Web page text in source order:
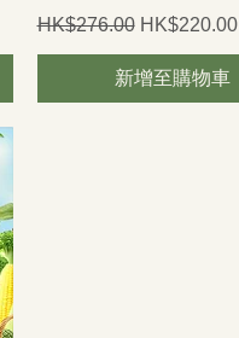
一般價格
HK$276.00 促銷價格
HK$220.00
新增至購物車